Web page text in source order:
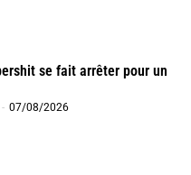
se fait arrêter pour un
- 07/08/2026